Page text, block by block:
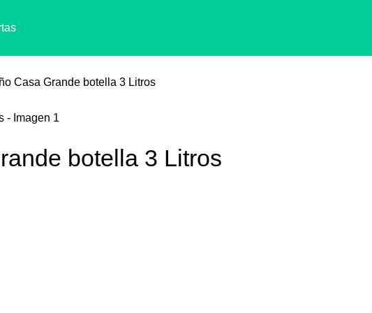
Casa Grande botella 3 Litros
botella 3 Litros